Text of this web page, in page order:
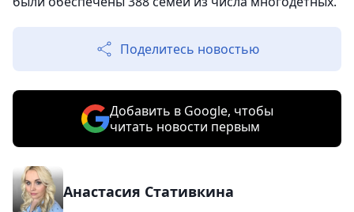
Поделитесь новостью
Добавить в Google, чтобы
читать новости первым
Анастасия Стативкина